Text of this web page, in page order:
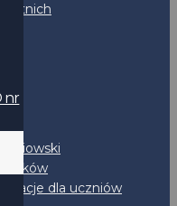
dla uczniów
nr